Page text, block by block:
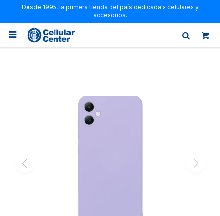
Desde 1995, la primera tienda del país dedicada a celulares y
accesorios.
